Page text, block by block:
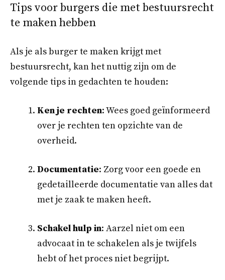
Tips voor burgers die met bestuursrecht
te maken hebben
Als je als burger te maken krijgt met
bestuursrecht, kan het nuttig zijn om de
volgende tips in gedachten te houden:
Ken je rechten: Wees goed geïnformeerd
over je rechten ten opzichte van de
overheid.
Documentatie: Zorg voor een goede en
gedetailleerde documentatie van alles dat
met je zaak te maken heeft.
Schakel hulp in: Aarzel niet om een
advocaat in te schakelen als je twijfels
hebt of het proces niet begrijpt.